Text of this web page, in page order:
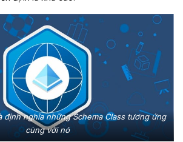
định nghĩa những Schema Class tương ứng
cùng với nó